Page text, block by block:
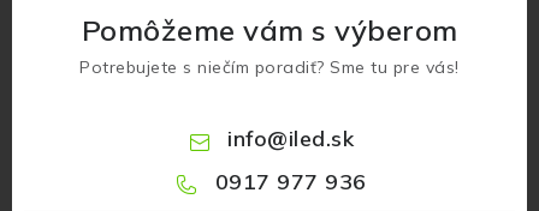
Pomôžeme vám s výberom
Potrebujete s niečím poradiť? Sme tu pre vás!
info@iled.sk
0917 977 936